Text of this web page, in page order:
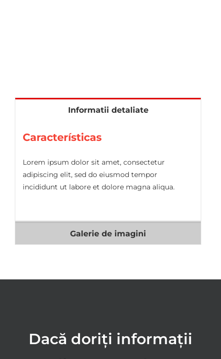
Informatii detaliate
Características
Lorem ipsum dolor sit amet, consectetur
adipiscing elit, sed do eiusmod tempor
incididunt ut labore et dolore magna aliqua.
Galerie de imagini
Dacă doriți informații